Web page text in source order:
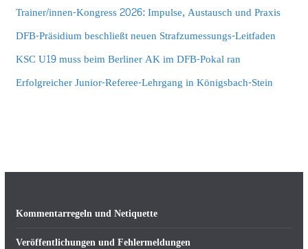
Trainer/innen-Kongress 2026: Impulse, Austausch und Praxis
DFB-Präsidium beschließt neuen Strafzumessungs-Leitfaden
KSC U19 muss beim Berliner AK im DFB-Pokal ran
Erfolgreicher Junior-Referee-Lehrgang in Königsbach-Stein
Kommentarregeln und Netiquette
Veröffentlichungen und Fehlermeldungen